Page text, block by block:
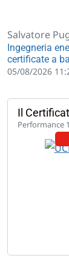
Salvatore
Ingegneria
certificate a
05/08/2026
Il
Performance